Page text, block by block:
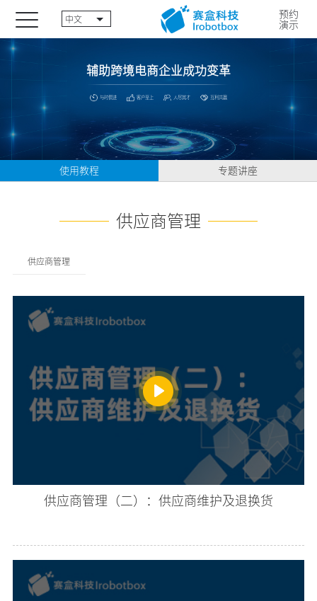
预约
演示
中文
辅助跨境电商企业成功变革
与时俱进 客户至上 人尽其才 互利共赢
使用教程 专题讲座
供应商管理
供应商管理
供应商管理（二）：供应商维护及退换货